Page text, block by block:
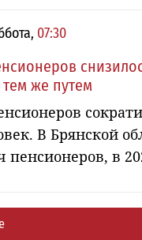
07:30
же путем
В Брянской
пенсионеров, в